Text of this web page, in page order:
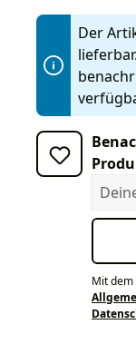
Der
Deine
Mit dem